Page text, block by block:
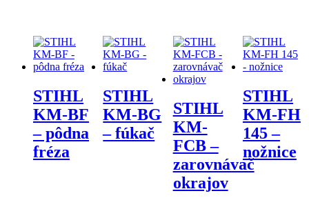
STIHL
KM-BF
– pôdna
fréza
STIHL
KM-BG
– fúkač
STIHL
KM-
FCB –
zarovnávač
okrajov
STIHL
KM-FH
145 –
nožnice